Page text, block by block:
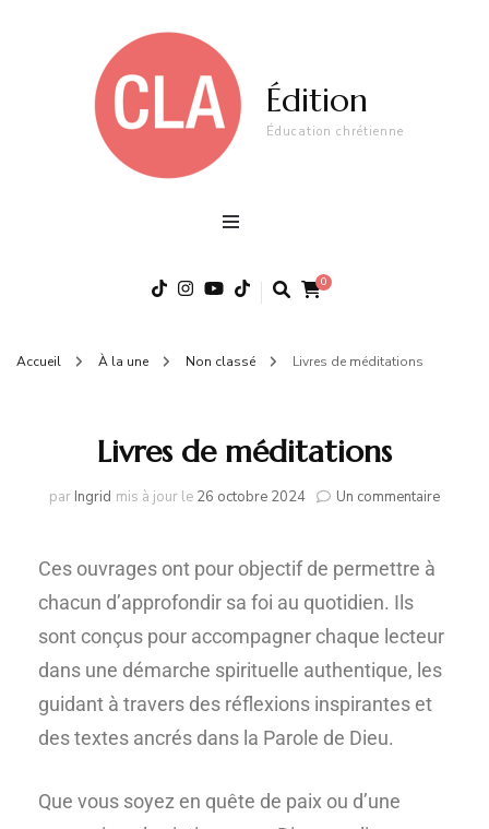
Édition
Éducation chrétienne
0
Accueil À la une Non classé Livres de méditations
Livres de méditations
par Ingrid mis à jour le 26 octobre 2024 Un commentaire
Ces ouvrages ont pour objectif de permettre à
chacun d’approfondir sa foi au quotidien. Ils
sont conçus pour accompagner chaque lecteur
dans une démarche spirituelle authentique, les
guidant à travers des réflexions inspirantes et
des textes ancrés dans la Parole de Dieu.
Que vous soyez en quête de paix ou d’une